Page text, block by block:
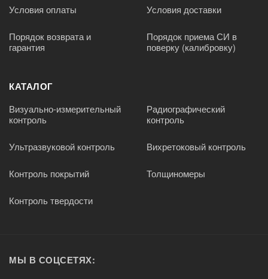
Условия оплаты Условия доставки
Порядок возврата и
гарантия
Порядок приема СИ в
поверку (калибровку)
КАТАЛОГ
Визуально-измерительный
контроль
Радиографический
контроль
Ультразвуковой контроль Вихретоковый контроль
Контроль покрытий Толщиномеры
Контроль твердости
МЫ В СОЦСЕТЯХ: